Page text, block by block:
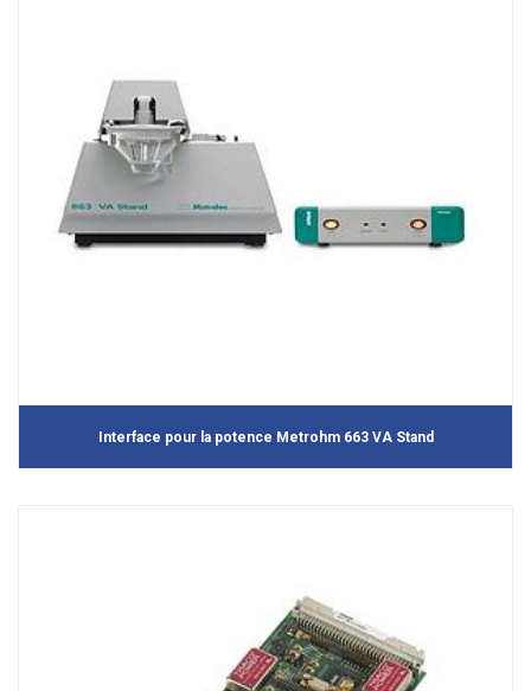
Interface pour la potence Metrohm 663 VA Stand